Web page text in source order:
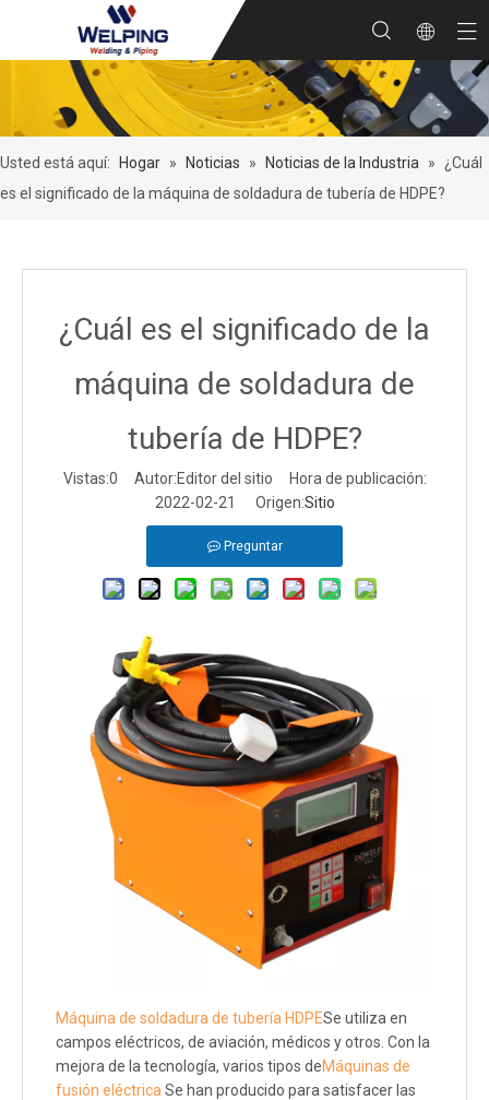
Usted está aquí: Hogar » Noticias » Noticias de la Industria »
¿Cuál
es el significado de la máquina de soldadura de tubería de HDPE?
¿Cuál es el significado de la
máquina de soldadura de
tubería de HDPE?
Vistas:0 Autor:Editor del sitio Hora de publicación:
2022-02-21 Origen:Sitio
Preguntar
Máquina de soldadura de tubería HDPESe utiliza en
campos eléctricos, de aviación, médicos y otros. Con la
mejora de la tecnología, varios tipos deMáquinas de
fusión eléctrica Se han producido para satisfacer las